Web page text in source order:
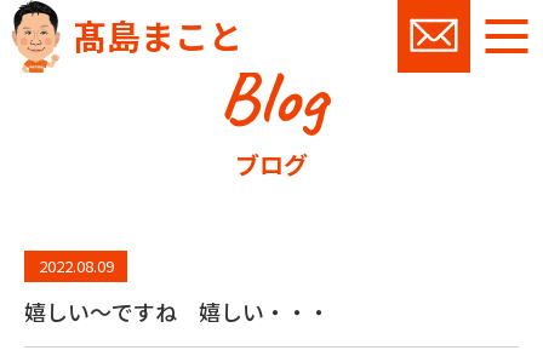
髙島まこと
Blog
ブログ
2022.08.09
嬉しい～ですね 嬉しい・・・